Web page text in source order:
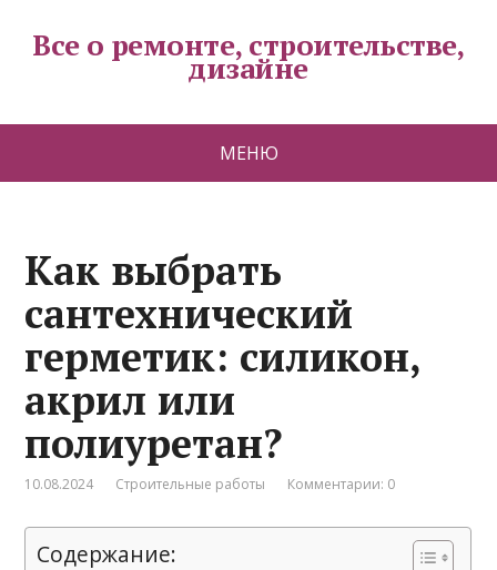
Все о ремонте, строительстве,
дизайне
МЕНЮ
Как выбрать
сантехнический
герметик: силикон,
акрил или
полиуретан?
10.08.2024 Строительные работы Комментарии: 0
Содержание: